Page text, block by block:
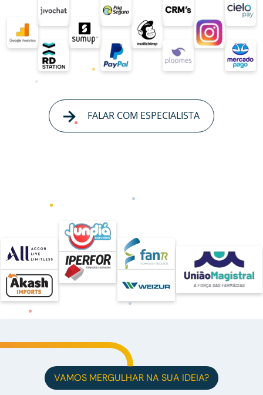
FALAR COM ESPECIALISTA
VAMOS MERGULHAR NA SUA IDEIA?